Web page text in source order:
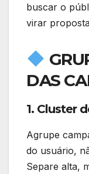
buscar o
virar
DAS
1. Cluster
Agrupe
do usuário,
Separe alta,